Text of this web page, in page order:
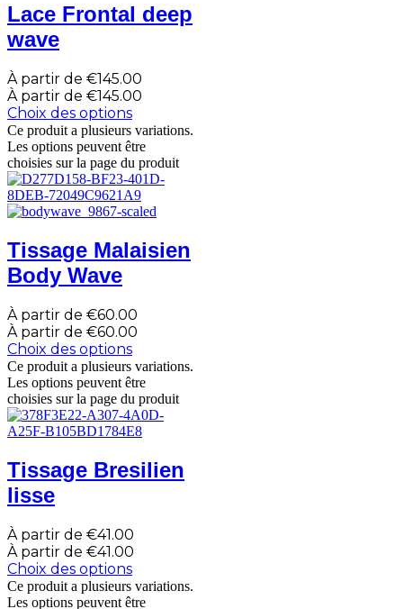
Lace Frontal deep
wave
À partir de €145.00
À partir de €145.00
Choix des options
Ce produit a plusieurs variations.
Les options peuvent être
choisies sur la page du produit
Tissage Malaisien
Body Wave
À partir de €60.00
À partir de €60.00
Choix des options
Ce produit a plusieurs variations.
Les options peuvent être
choisies sur la page du produit
Tissage Bresilien
lisse
À partir de €41.00
À partir de €41.00
Choix des options
Ce produit a plusieurs variations.
Les options peuvent être